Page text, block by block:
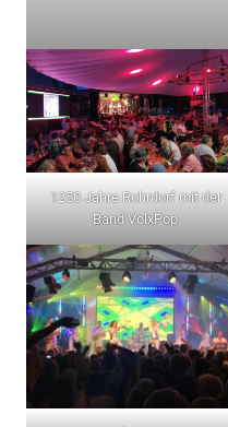
1250 Jahre Rohrdorf mit der
Band VolxPop